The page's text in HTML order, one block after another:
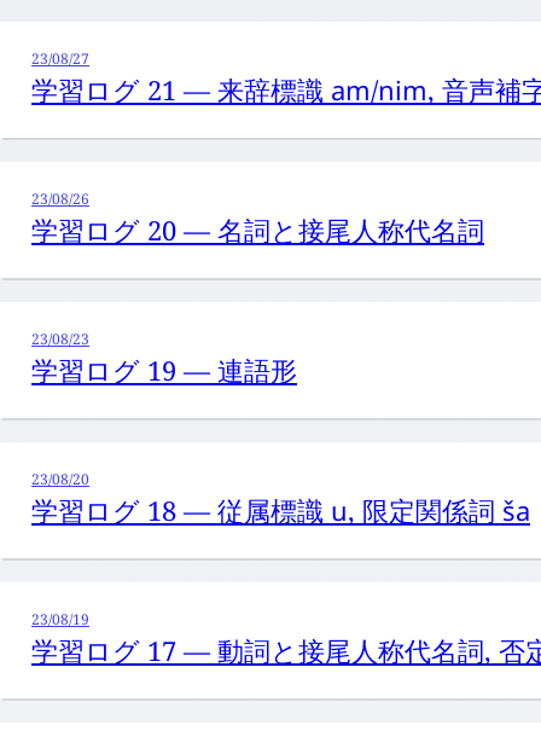
23/08/27
学習ログ 21 — 来辞標識 am/nim, 音声補
23/08/26
学習ログ 20 — 名詞と接尾人称代名詞
23/08/23
学習ログ 19 — 連語形
23/08/20
学習ログ 18 — 従属標識 u, 限定関係詞 ša
23/08/19
学習ログ 17 — 動詞と接尾人称代名詞, 否